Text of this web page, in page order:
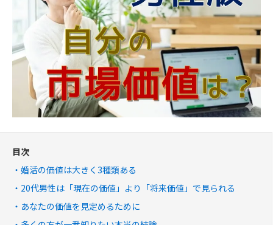
目次
婚活の価値は大きく3種類ある
20代男性は「現在の価値」より「将来価値」で見られる
あなたの価値を見定めるために